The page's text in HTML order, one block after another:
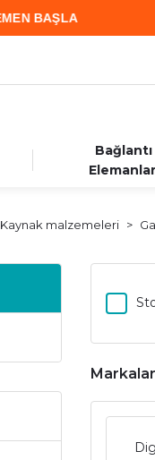
Bağlantı
Kaynak malzemeleri
Markalar